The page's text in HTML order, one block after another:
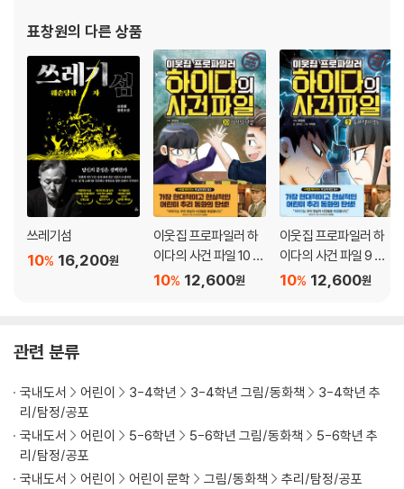
표창원의 다른 상품
쓰레기섬
16,200원
10%
이웃집 프로파일러 하
이다의 사건 파일 10 마
지막 대결12,600원
10%
이웃집 프로파일러 하
이다의 사건 파일 9 흑
과 백의 격돌
12,600원
10%
관련 분류
국내도서 어린이 3-4학년 3-4학년 그림/동화책
3-4학년 추
리/탐정/공포
국내도서
어린이 5-6학년 5-6학년 그림/동화책
5-6학년 추
리/탐정/공포
국내도서
어린이 어린이 문학 그림/동화책 추리/탐정/공포